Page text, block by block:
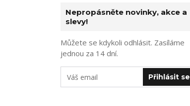
Nepropásněte novinky, akce a
slevy!
Můžete se kdykoli odhlásit. Zasíláme
jednou za 14 dní.
Přihlásit se